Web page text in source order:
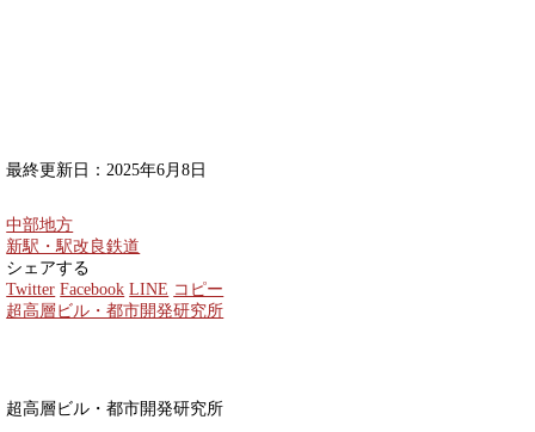
最終更新日：2025年6月8日
中部地方
新駅・駅改良鉄道
シェアする
Twitter Facebook LINE コピー
超高層ビル・都市開発研究所
超高層ビル・都市開発研究所